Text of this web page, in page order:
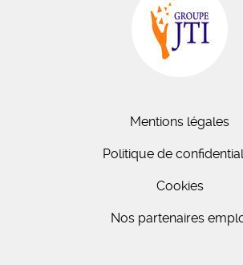
Mentions légales
Politique de
Cookies
Nos partenaires